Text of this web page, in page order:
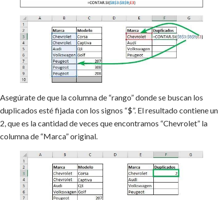
Asegúrate de que la columna de “rango” donde se buscan los
duplicados esté fijada con los signos “$”. El resultado contiene un
2, que es la cantidad de veces que encontramos “Chevrolet” la
columna de “Marca” original.